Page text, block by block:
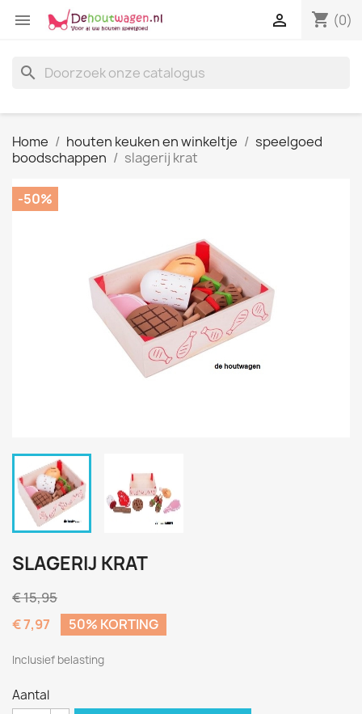
 shopping_cart (0)

search
Home houten keuken en winkeltje
speelgoed
boodschappen
slagerij krat
-50%
SLAGERIJ KRAT
€ 15,95
€ 7,97
50% KORTING
Inclusief belasting
Aantal